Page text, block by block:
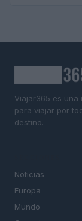
Viajar365 es
para viajar por
destino.
Noticias
Europa
Mundo